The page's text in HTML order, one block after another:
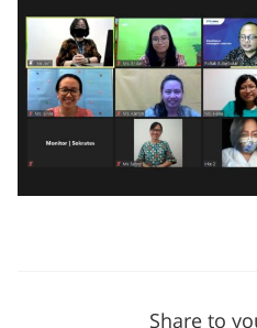
Share to